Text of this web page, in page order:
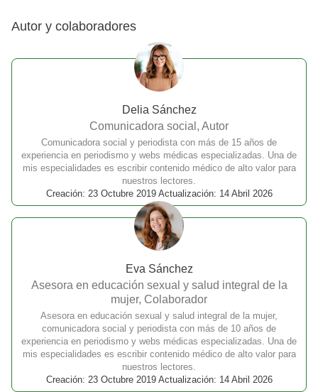
Autor y colaboradores
Delia Sánchez
Comunicadora social, Autor
Comunicadora social y periodista con más de 15 años de
experiencia en periodismo y webs médicas especializadas. Una de
mis especialidades es escribir contenido médico de alto valor para
nuestros lectores.
Creación: 23 Octubre 2019 Actualización: 14 Abril 2026
Eva Sánchez
Asesora en educación sexual y salud integral de la
mujer, Colaborador
Asesora en educación sexual y salud integral de la mujer,
comunicadora social y periodista con más de 10 años de
experiencia en periodismo y webs médicas especializadas. Una de
mis especialidades es escribir contenido médico de alto valor para
nuestros lectores.
Creación: 23 Octubre 2019 Actualización: 14 Abril 2026